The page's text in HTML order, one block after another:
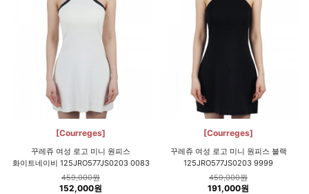
[Courreges]
꾸레쥬 여성 로고 미니 원피스
화이트네이비 125JRO577JS0203 0083
459,000원
152,000원
[Courreges]
꾸레쥬 여성 로고 미니 원피스 블랙
125JRO577JS0203 9999
459,000원
191,000원